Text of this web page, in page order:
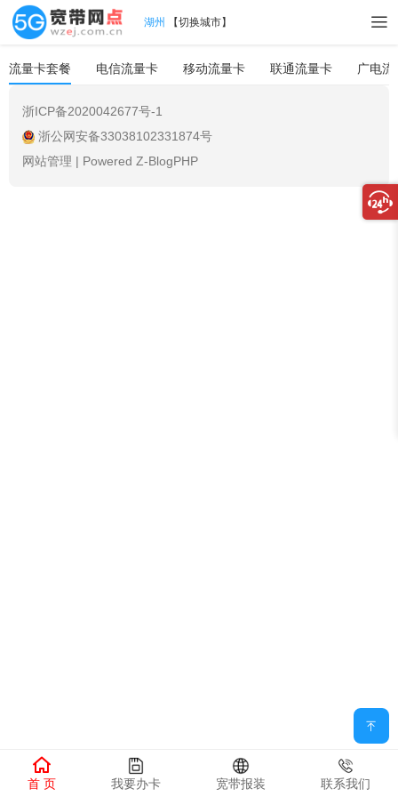
湖州 【切换城市】
流量卡套餐 电信流量卡 移动流量卡 联通流量卡 广电流
浙ICP备2020042677号-1
浙公网安备33038102331874号
网站管理 | Powered Z-BlogPHP
首 页 我要办卡 宽带报装 联系我们